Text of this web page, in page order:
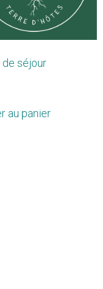
de séjour
au panier